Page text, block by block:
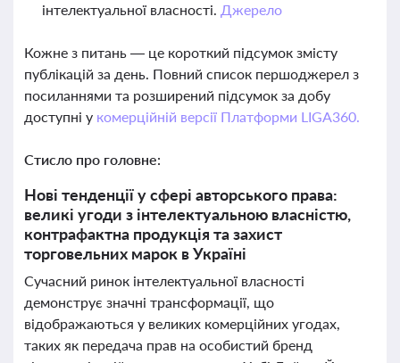
інтелектуальної власності. Джерело
Кожне з питань — це короткий підсумок змісту
публікацій за день. Повний список першоджерел з
посиланнями та розширений підсумок за добу
доступні у комерційній версії Платформи LIGA360.
Стисло про головне:
Нові тенденції у сфері авторського права:
великі угоди з інтелектуальною власністю,
контрафактна продукція та захист
торговельних марок в Україні
Сучасний ринок інтелектуальної власності
демонструє значні трансформації, що
відображаються у великих комерційних угодах,
таких як передача прав на особистий бренд